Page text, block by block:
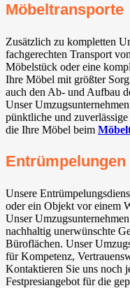
Möbeltransporte
Zusätzlich zu kompletten
fachgerechten Transport
Möbelstück oder eine
Ihre Möbel mit größter
auch den Ab- und Aufbau
Unser
pünktliche und
die Ihre Möbel beim
Entrümpelungen
Unsere
oder ein Objekt vor einem
Unser
nachhaltig unerwünschte
Büroflächen. Unser
für Kompetenz,
Kontaktieren Sie uns noch
Festpresiangebot für die